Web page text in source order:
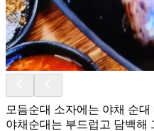
모듬순대 소자에는 야채 순
야채순대는 부드럽고 담백해